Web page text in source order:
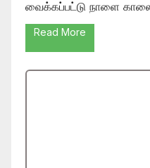
வைக்கப்பட்டு நாளை
Read More